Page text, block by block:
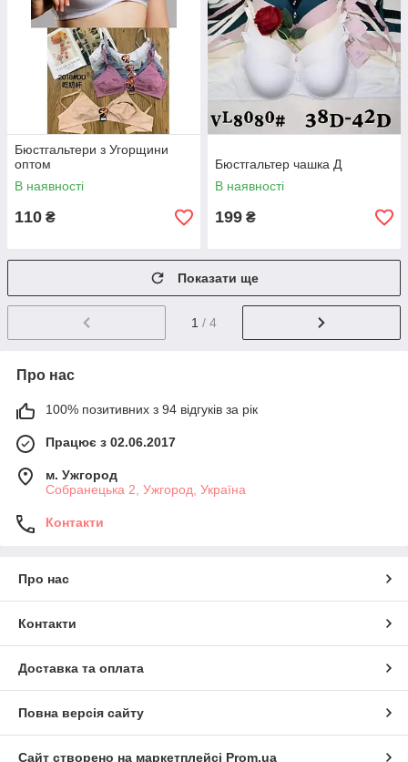
Бюстгальтери з Угорщини
оптом
В наявності
110 ₴
Бюстгальтер чашка Д
В наявності
199 ₴
Показати ще
1 / 4
Про нас
100% позитивних з 94 відгуків за рік
Працює з 02.06.2017
м. Ужгород
Собранецька 2, Ужгород, Україна
Контакти
Про нас
Контакти
Доставка та оплата
Повна версія сайту
Сайт створено на маркетплейсі Prom.ua